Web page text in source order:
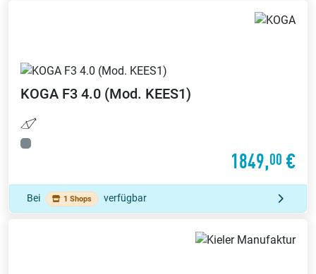
KOGA F3 4.0 (Mod. KEES1)
1849,00 €
Bei 1 Shops verfügbar